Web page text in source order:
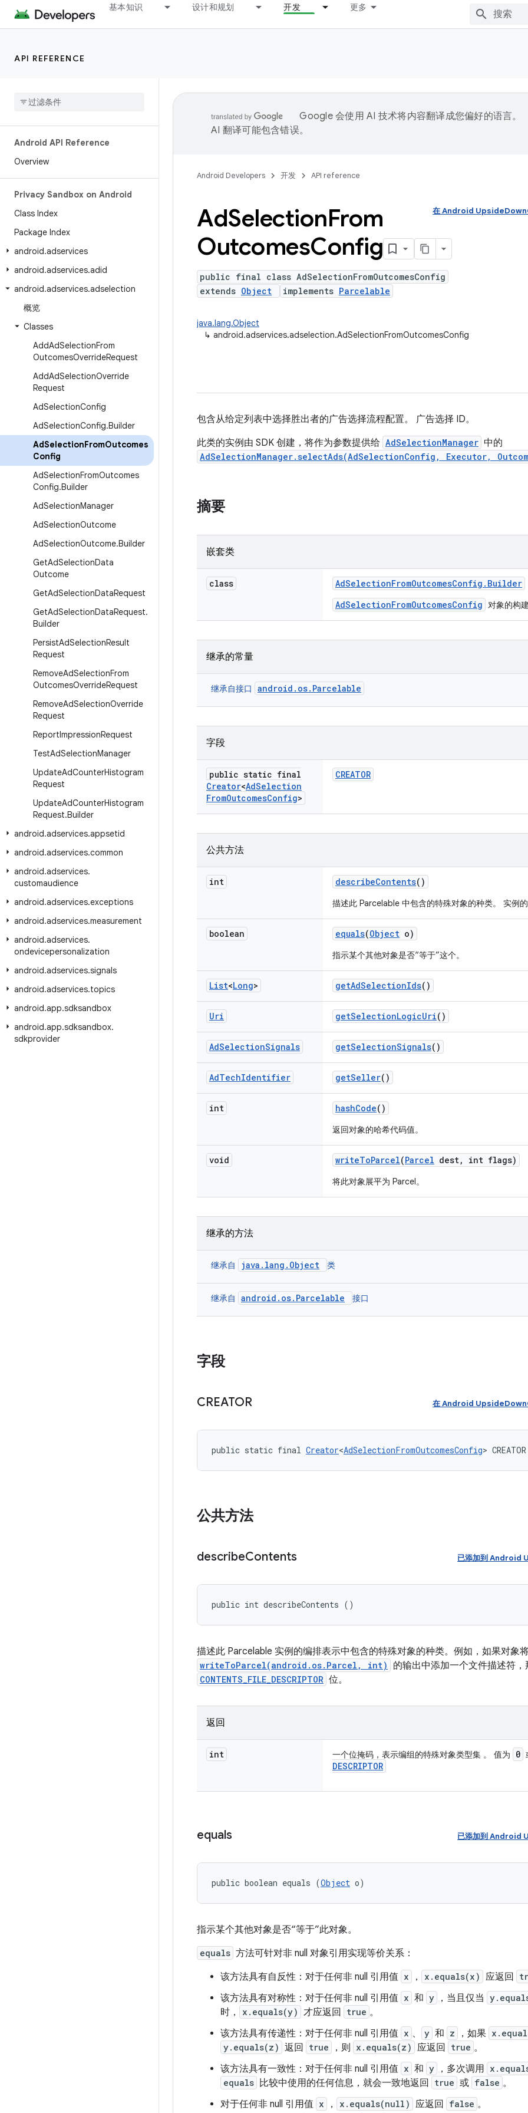
基本知识 设计和规划 开发 更多
API REFERENCE
Android API Reference
Overview
Privacy Sandbox on Android
Class Index
Package Index
android.adservices
android.adservices.adid
android.adservices.adselection
概览
Classes
AddAdSelectionFrom
OutcomesOverrideRequest
AddAdSelectionOverride
Request
AdSelectionConfig
AdSelectionConfig.Builder
AdSelectionFromOutcomes
Config
AdSelectionFromOutcomes
Config.Builder
AdSelectionManager
AdSelectionOutcome
AdSelectionOutcome.Builder
GetAdSelectionData
Outcome
GetAdSelectionDataRequest
GetAdSelectionDataRequest.
Builder
PersistAdSelectionResult
Request
RemoveAdSelectionFrom
OutcomesOverrideRequest
RemoveAdSelectionOverride
Request
ReportImpressionRequest
TestAdSelectionManager
UpdateAdCounterHistogram
Request
UpdateAdCounterHistogram
Request.Builder
android.adservices.appsetid
android.adservices.common
android.adservices.
customaudience
android.adservices.exceptions
android.adservices.measurement
android.adservices.
ondevicepersonalization
android.adservices.signals
android.adservices.topics
android.app.sdksandbox
android.app.sdksandbox.
sdkprovider
Google 会使用 AI 技术将内容翻译成您偏好的语言。
AI 翻译可能包含错误。
Android Developers 开发 API reference
在 Android
AdSelectionFrom
OutcomesConfig
public final class AdSelectionFromOutcomesConfig
extends Object implements Parcelable
java.lang.Object
↳ android.adservices.adselection.AdSelectionFromOutcomesConfig
包含从给定列表中选择胜出者的广告选择流程配置。 广告选择 ID。
此类的实例由 SDK 创建，将作为参数提供给 AdSelectionManager 中的
AdSelectionManager.selectAds(AdSelectionConfig, Executor,
摘要
嵌套类
class AdSelectionFromOutcomesConfig . Builder
AdSelectionFromOutcomesConfig 对象的构
继承的常量
继承自接口 android.os.Parcelable
字段
public static final
Creator<AdSelection
FromOutcomesConfig>
CREATOR
公共方法
int describeContents()
描述此 Parcelable 中包含的特殊对象的种类。 实例
boolean equals(Object o)
指示某个其他对象是否“等于”这个。
List<Long> getAdSelectionIds()
Uri getSelectionLogicUri()
AdSelectionSignals getSelectionSignals()
AdTechIdentifier getSeller()
int hashCode()
返回对象的哈希代码值。
void writeToParcel(Parcel dest, int flags)
将此对象展平为 Parcel。
继承的方法
继承自 java.lang.Object 类
继承自 android.os.Parcelable 接口
字段
CREATOR 在 Android
public static final Creator<AdSelectionFromOutcomesConfig> CREATOR
公共方法
describeContents 已添加到 Android
public int describeContents ()
描述此 Parcelable 实例的编排表示中包含的特殊对象的种类。例如，如果对象
writeToParcel(android.os.Parcel, int) 的输出中添加一个文件描述符
CONTENTS_FILE_DESCRIPTOR 位。
返回
int 一个位掩码，表示编组的特殊对象类型集 。 值为 0
DESCRIPTOR
equals 已添加到 Android
public boolean equals (Object o)
指示某个其他对象是否“等于”此对象。
equals 方法可针对非 null 对象引用实现等价关系：
该方法具有自反性：对于任何非 null 引用值 x ， x.equals(x) 应返回
该方法具有对称性：对于任何非 null 引用值 x 和 y ，当且仅当
时， x.equals(y) 才应返回 true 。
该方法具有传递性：对于任何非 null 引用值 x 、 y 和 z ，如果
y.equals(z) 返回 true ，则 x.equals(z) 应返回 true 。
该方法具有一致性：对于任何非 null 引用值 x 和 y ，多次调用
equals 比较中使用的任何信息，就会一致地返回 true 或 false 。
对于任何非 null 引用值 x ， x.equals(null) 应返回 false 。